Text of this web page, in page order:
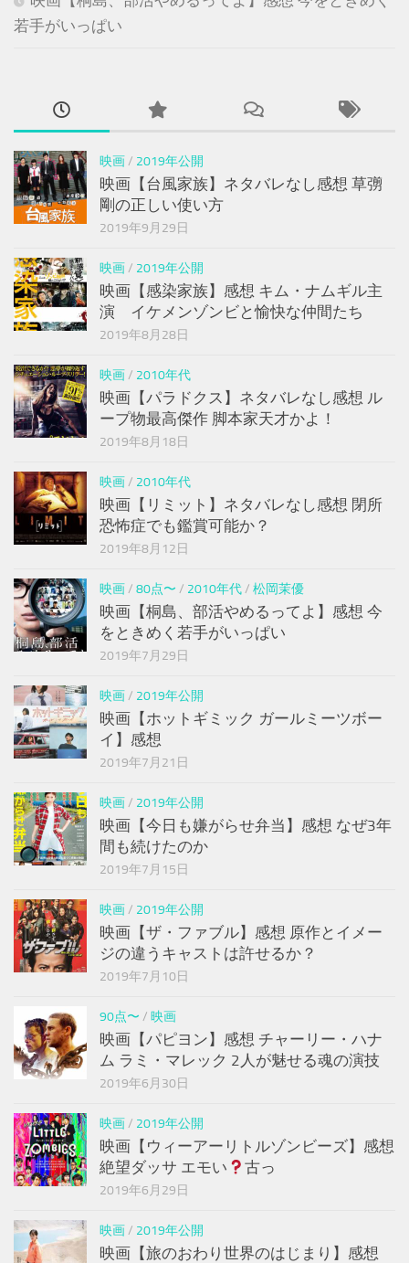
若手がいっぱい
映画/ 2019年公開
映画【台風家族】ネタバレなし感想 草彅
剛の正しい使い方
2019年9月29日
映画/ 2019年公開
映画【感染家族】感想 キム・ナムギル主
演 イケメンゾンビと愉快な仲間たち
2019年8月28日
映画/ 2010年代
映画【パラドクス】ネタバレなし感想 ル
ープ物最高傑作 脚本家天才かよ！
2019年8月18日
映画/ 2010年代
映画【リミット】ネタバレなし感想 閉所
恐怖症でも鑑賞可能か？
2019年8月12日
映画/ 80点〜 / 2010年代/ 松岡茉優
映画【桐島、部活やめるってよ】感想 今
をときめく若手がいっぱい
2019年7月29日
映画/ 2019年公開
映画【ホットギミック ガールミーツボー
イ】感想
2019年7月21日
映画/ 2019年公開
映画【今日も嫌がらせ弁当】感想 なぜ3年
間も続けたのか
2019年7月15日
映画/ 2019年公開
映画【ザ・ファブル】感想 原作とイメー
ジの違うキャストは許せるか？
2019年7月10日
90点〜 / 映画
映画【パピヨン】感想 チャーリー・ハナ
ム ラミ・マレック 2人が魅せる魂の演技
2019年6月30日
映画/ 2019年公開
映画【ウィーアーリトルゾンビーズ】感想
絶望ダッサ エモい
古っ
2019年6月29日
映画/ 2019年公開
映画【旅のおわり世界のはじまり】感想